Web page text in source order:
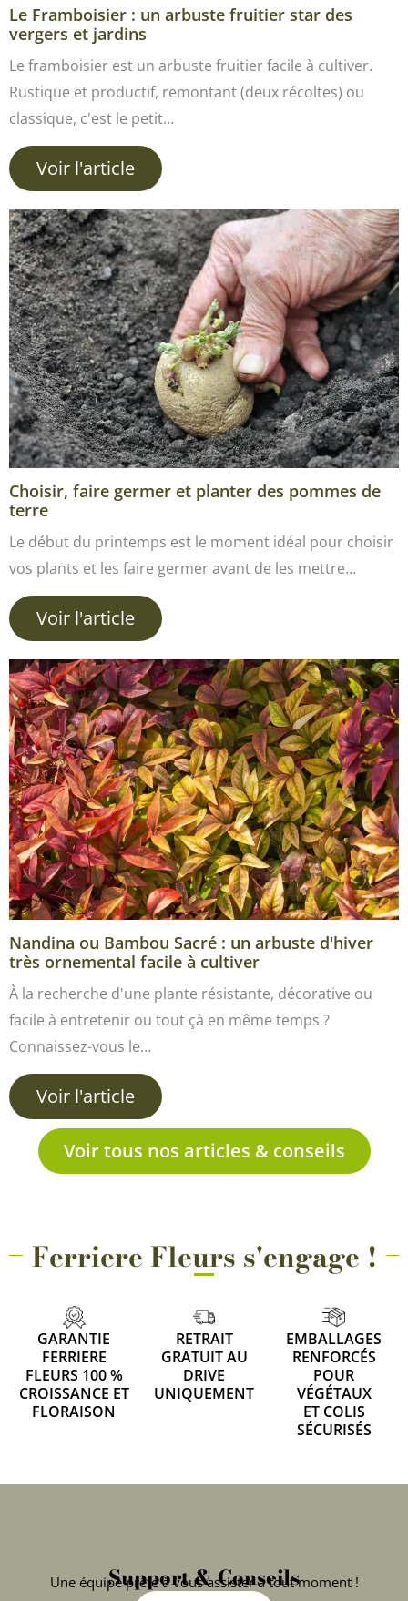
Le Framboisier : un arbuste fruitier star des
vergers et jardins
Le framboisier est un arbuste fruitier facile à cultiver.
Rustique et productif, remontant (deux récoltes) ou
classique, c'est le petit…
Voir l'article
Choisir, faire germer et planter des pommes de
terre
Le début du printemps est le moment idéal pour choisir
vos plants et les faire germer avant de les mettre…
Voir l'article
Nandina ou Bambou Sacré : un arbuste d'hiver
très ornemental facile à cultiver
À la recherche d'une plante résistante, décorative ou
facile à entretenir ou tout çà en même temps ?
Connaissez-vous le…
Voir l'article
Voir tous nos articles & conseils
Ferriere Fleurs s'engage !
GARANTIE
FERRIERE
FLEURS 100 %
CROISSANCE ET
FLORAISON
RETRAIT
GRATUIT AU
DRIVE
UNIQUEMENT
EMBALLAGES
RENFORCÉS
POUR
VÉGÉTAUX
ET COLIS
SÉCURISÉS
Support & Conseils
Une équipe prête à vous assister à tout moment !